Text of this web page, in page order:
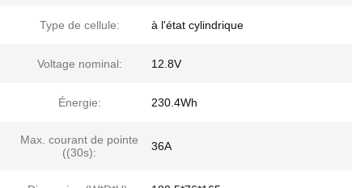
Type de cellule: à l'état cylindrique
Voltage nominal: 12.8V
Énergie: 230.4Wh
Max. courant de pointe
((30s):
36A